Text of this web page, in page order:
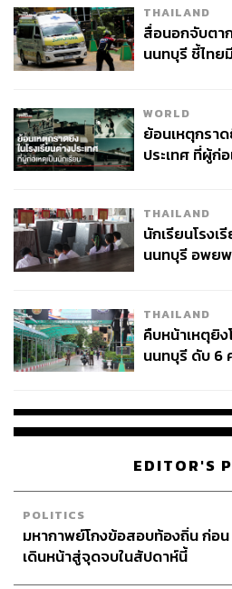
THAILAND
สื่อนอกจับตา
นนทบุรี ชี้ไทย
WORLD
ย้อนเหตุกราด
ประเทศ ที่ผู้ก่
THAILAND
นักเรียนโรงเ
นนทบุรี อพย
THAILAND
คืบหน้าเหตุยิ
นนทบุรี ดับ 6
EDITOR'S
POLITICS
มหากาพย์โกงข้อสอบท้องถิ่น ก่อน
เดินหน้าสู่จุดจบในสัปดาห์นี้